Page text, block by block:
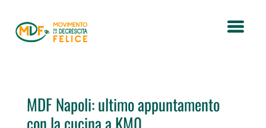
MDF Napoli: ultimo appuntamento
con la cucina a KM0